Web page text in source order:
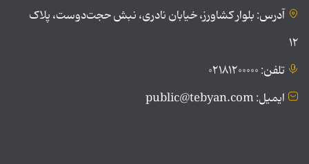
آدرس: بلوار کشاورز، خیابان نادری، نبش حجت‌دوست، پلاک
۱۲
تلفن: ۰۲۱۸۱۲۰۰۰۰۰
ایمیل: public@tebyan.com